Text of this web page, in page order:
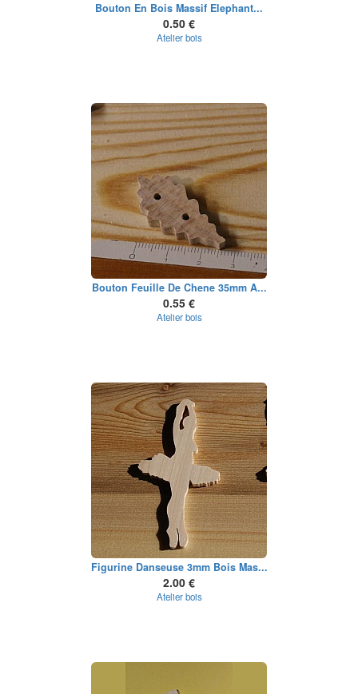
Bouton En Bois Massif Elephant...
0.50 €
Atelier bois
Bouton Feuille De Chene 35mm A...
0.55 €
Atelier bois
Figurine Danseuse 3mm Bois Mas...
2.00 €
Atelier bois